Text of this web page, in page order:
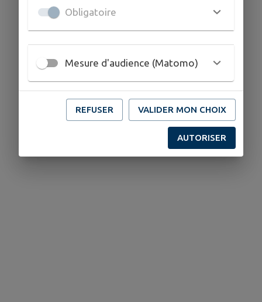
Obligatoire
Mesure d'audience (Matomo)
REFUSER VALIDER MON CHOIX
AUTORISER